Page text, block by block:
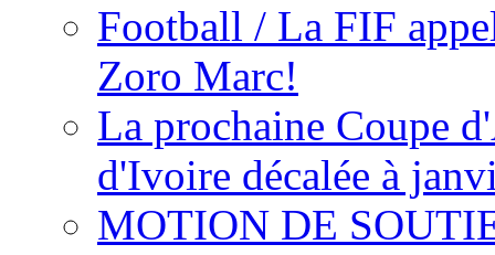
Football / La FIF
Zoro Marc!
La prochaine Coupe
d'Ivoire décalée à
MOTION DE